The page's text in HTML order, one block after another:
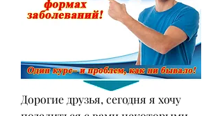
Дорогие друзья, сегодня я хочу